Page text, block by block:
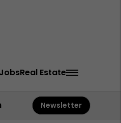
JobsReal Estate
Newsletter